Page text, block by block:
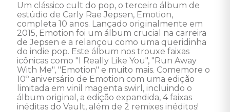
Um clássico cult do pop, o terceiro álbum de
estúdio de Carly Rae Jepsen, Emotion,
completa 10 anos. Lançado originalmente em
2015, Emotion foi um álbum crucial na carreira
de Jepsen e a relançou como uma queridinha
do indie pop. Este álbum nos trouxe faixas
icônicas como "I Really Like You", "Run Away
With Me", "Emotion" e muito mais. Comemore o
10º aniversário de Emotion com uma edição
limitada em vinil magenta swirl, incluindo o
álbum original, a edição expandida, 4 faixas
inéditas do Vault, além de 2 remixes inéditos!